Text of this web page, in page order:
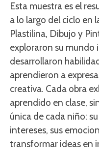
Esta muestra es el
a lo largo del ciclo en
Plastilina, Dibujo y
exploraron su mundo
desarrollaron
aprendieron a
creativa. Cada obra
aprendido en clase,
única de cada niño:
intereses, sus
transformar ideas en